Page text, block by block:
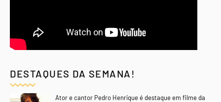
DESTAQUES DA SEMANA!
Ator e cantor Pedro Henrique é destaque em filme da